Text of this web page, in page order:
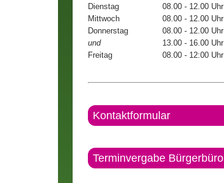
Dienstag
08.00 - 12.00 Uhr
Mittwoch
08.00 - 12.00 Uhr
Donnerstag
08.00 - 12.00 Uhr
und
13.00 - 16.00 Uhr
Freitag
08.00 - 12:00 Uhr
Kontaktformular
Terminvergabe Bürgerbüro